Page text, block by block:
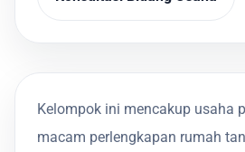
Kelompok ini mencakup usaha
macam perlengkapan rumah